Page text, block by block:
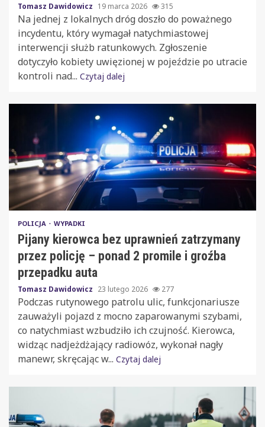
Tomasz Dawidowicz 19 marca 2026 315
Na jednej z lokalnych dróg doszło do poważnego
incydentu, który wymagał natychmiastowej
interwencji służb ratunkowych. Zgłoszenie
dotyczyło kobiety uwięzionej w pojeździe po utracie
kontroli nad... Czytaj dalej
POLICJA WYPADKI
Pijany kierowca bez uprawnień zatrzymany
przez policję – ponad 2 promile i groźba
przepadku auta
Tomasz Dawidowicz 23 lutego 2026 277
Podczas rutynowego patrolu ulic, funkcjonariusze
zauważyli pojazd z mocno zaparowanymi szybami,
co natychmiast wzbudziło ich czujność. Kierowca,
widząc nadjeżdżający radiowóz, wykonał nagły
manewr, skręcając w... Czytaj dalej